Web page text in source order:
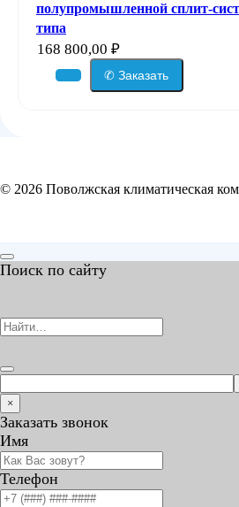
полупромышленной сплит-
типа
168 800,00 ₽
✆ Заказать
© 2026 Поволжская климатическая
Поиск по сайту
for:
×
Заказать звонок
Имя
Телефон